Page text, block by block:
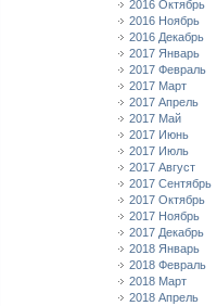
2016 Октябрь
2016 Ноябрь
2016 Декабрь
2017 Январь
2017 Февраль
2017 Март
2017 Апрель
2017 Май
2017 Июнь
2017 Июль
2017 Август
2017 Сентябрь
2017 Октябрь
2017 Ноябрь
2017 Декабрь
2018 Январь
2018 Февраль
2018 Март
2018 Апрель